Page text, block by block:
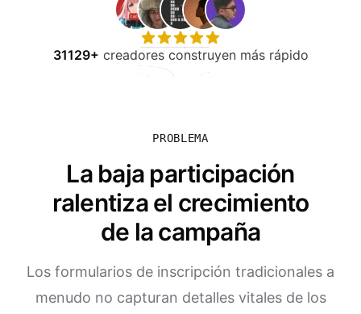
31129+ creadores construyen más rápido
PROBLEMA
La baja participación
ralentiza el crecimiento
de la campaña
Los formularios de inscripción tradicionales a
menudo no capturan detalles vitales de los